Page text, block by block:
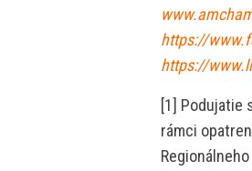
https://
https://
[1] Podujatie
rámci